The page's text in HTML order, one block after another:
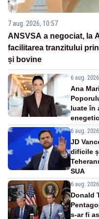
7 aug. 2026, 10:57
ANSVSA a negociat, la
facilitarea tranzitului
și bovine
6 aug.
Ana
luate în
6 aug.
JD
dificile
SUA
6 aug.
Donald
s-ar fi